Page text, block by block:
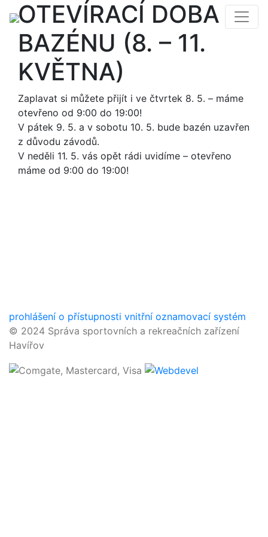
OTEVÍRACÍ DOBA
BAZÉNU (8. – 11.
KVĚTNA)
Zaplavat si můžete přijít i ve čtvrtek 8. 5. – máme
otevřeno od 9:00 do 19:00!
V pátek 9. 5. a v sobotu 10. 5. bude bazén uzavřen
z důvodu závodů.
V neděli 11. 5. vás opět rádi uvidíme – otevřeno
máme od 9:00 do 19:00!
prohlášení o přístupnosti vnitřní oznamovací systém
© 2024 Správa sportovních a rekreačních zařízení
Havířov